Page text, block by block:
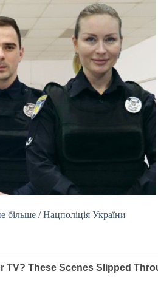
більше / Нацполіція України